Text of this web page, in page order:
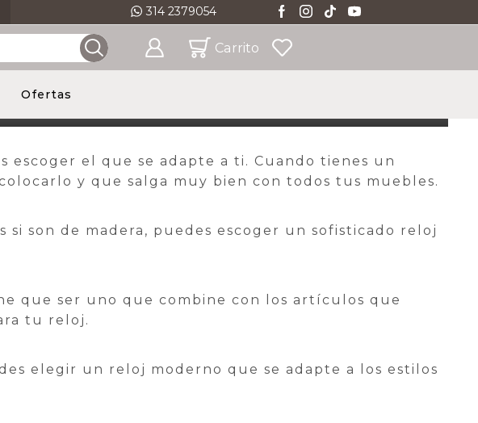
Envio Gratuito * Ciudades Principales Ver
314 2379054
Carrito
Ofertas
escoger el que se adapte a ti. Cuando tienes un
y que salga muy bien con todos tus muebles.
son de madera, puedes escoger un sofisticado reloj
que ser uno que combine con los artículos que
tu reloj.
elegir un reloj moderno que se adapte a los estilos